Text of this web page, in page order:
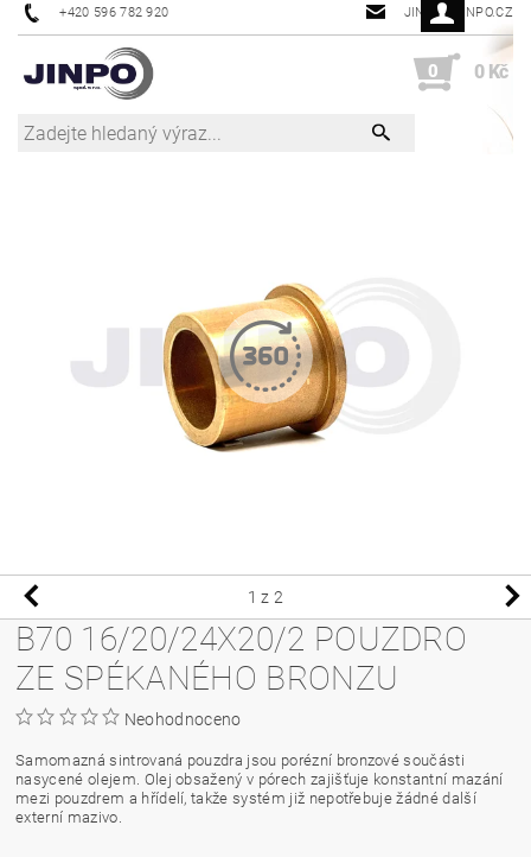
+420 596 782 920 JINPO@JINPO.CZ
0 0 Kč
1 z 2
B70 16/20/24X20/2 POUZDRO
ZE SPÉKANÉHO BRONZU
Neohodnoceno
Samomazná sintrovaná pouzdra jsou porézní bronzové součásti
nasycené olejem. Olej obsažený v pórech zajišťuje konstantní mazání
mezi pouzdrem a hřídelí, takže systém již nepotřebuje žádné další
externí mazivo.